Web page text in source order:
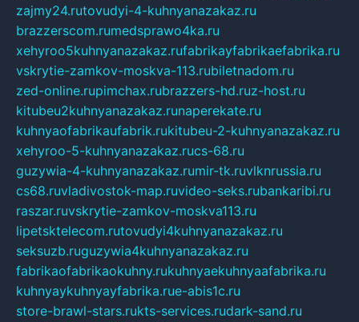
zajmy24.rutovudyi-4-kuhnyanazakaz.ru
brazzerscom.rumedsprawo4ka.ru
xehyroo5kuhnyanazakaz.rufabrikayfabrikaefabrika.ru
vskrytie-zamkov-moskva-113.rubiletnadom.ru
zed-online.rupimchax.rubrazzers-hd.ruz-host.ru
kitubeu2kuhnyanazakaz.runaperekate.ru
kuhnyaofabrikaufabrik.rukitubeu-2-kuhnyanazakaz.ru
xehyroo-5-kuhnyanazakaz.rucs-68.ru
guzywia-4-kuhnyanazakaz.rumir-tk.ruvlknrussia.ru
cs68.ruvladivostok-map.ruvideo-seks.rubankaribi.ru
raszar.ruvskrytie-zamkov-moskva113.ru
lipetsktelecom.rutovudyi4kuhnyanazakaz.ru
seksuzb.ruguzywia4kuhnyanazakaz.ru
fabrikaofabrikaokuhny.rukuhnyaekuhnyaafabrika.ru
kuhnyaykuhnyayfabrika.rue-abis1c.ru
store-brawl-stars.rukts-services.rudark-sand.ru